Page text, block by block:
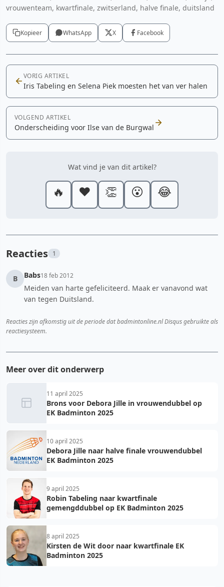
vrouwenteam, kwartfinale, zwitserland, halve finale, duitsland
Kopieer WhatsApp X Facebook
VORIG ARTIKEL
Iris Tabeling en Selena Piek moesten het van ver halen
VOLGEND ARTIKEL
Onderscheiding voor Ilse van de Burgwal
Wat vind je van dit artikel?
🔥 ❤️ 👏 😮 😂
Reacties 1
B Babs18 feb 2012
Meiden van harte gefeliciteerd. Maak er vanavond wat
van tegen Duitsland.
Reacties zijn afkomstig uit de periode dat badmintonline.nl Disqus gebruikte als
reactiesysteem.
Meer over dit onderwerp
11 april 2025
Brons voor Debora Jille in vrouwendubbel op
EK Badminton 2025
10 april 2025
Debora Jille naar halve finale vrouwendubbel
EK Badminton 2025
9 april 2025
Robin Tabeling naar kwartfinale
gemengddubbel op EK Badminton 2025
8 april 2025
Kirsten de Wit door naar kwartfinale EK
Badminton 2025